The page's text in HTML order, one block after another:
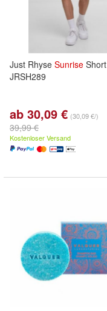
Just Rhyse Sunrise Short
JRSH289
ab 30,09 € (30,09 €/)
39,99 €
Kostenloser Versand